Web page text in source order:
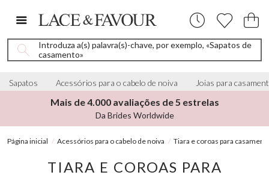
Introduza a(s) palavra(s)-chave, por exemplo, «Sapatos de
casamento»
Sapatos Acessórios para o cabelo de noiva Joias para
Mais de 4.000 avaliações de 5 estrelas
Da Brides Worldwide
Página inicial Acessórios para o cabelo de noiva Tiara e coroas para
TIARA E COROAS PARA